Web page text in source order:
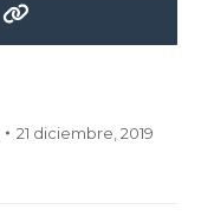
21 diciembre, 2019